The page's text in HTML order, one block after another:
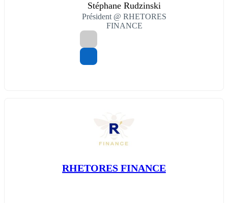
Stéphane Rudzinski
Président @ RHETORES
FINANCE
RHETORES FINANCE